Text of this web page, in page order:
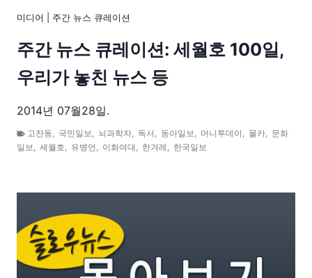
미디어 주간 뉴스 큐레이션
주간 뉴스 큐레이션: 세월호 100일,
우리가 놓친 뉴스 등
2014년 07월28일.
고잔동 국민일보 뇌과학자 독서 동아일보 머니투데이 몰카
문화
일보
세월호 유병언 이화여대 한겨레 한국일보